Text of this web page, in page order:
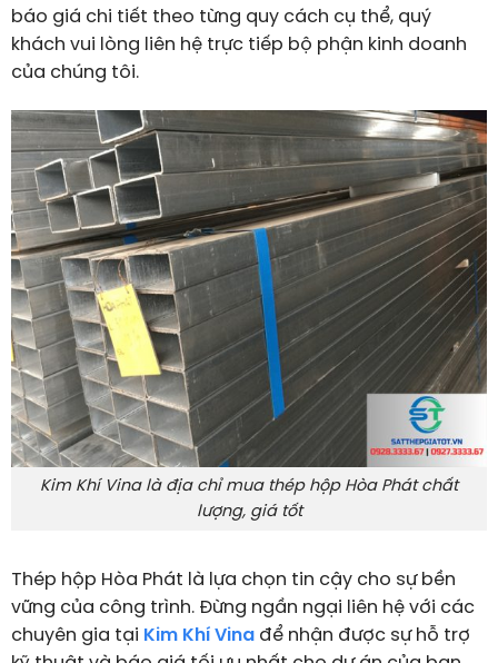
báo giá chi tiết theo từng quy cách cụ thể, quý
khách vui lòng liên hệ trực tiếp bộ phận kinh doanh
của chúng tôi.
Kim Khí Vina là địa chỉ mua thép hộp Hòa Phát chất
lượng, giá tốt
Thép hộp Hòa Phát là lựa chọn tin cậy cho sự bền
vững của công trình. Đừng ngần ngại liên hệ với các
chuyên gia tại Kim Khí Vinađể nhận được sự hỗ trợ